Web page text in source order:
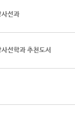
사선과
사선학과 추천도서